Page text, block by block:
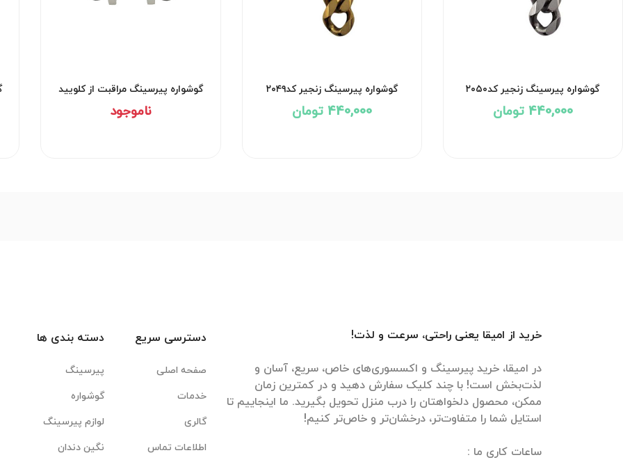
گوشواره پیرسینگ زنجیر کد۲۰۵۰
440,000 تومان
گوشواره پیرسینگ زنجیر کد۲۰۴۹
440,000 تومان
گوشواره پیرسینگ مراقبت از کلویید
کد۲۹۵۲
ناموجود
خرید از امیقا یعنی راحتی، سرعت و لذت!
در امیقا، خرید پیرسینگ و اکسسوری‌های خاص، سریع، آسان و
لذت‌بخش است! با چند کلیک سفارش دهید و در کمترین زمان
ممکن، محصول دلخواهتان را درب منزل تحویل بگیرید. ما اینجاییم تا
دسترسی سریع
صفحه اصلی
خدمات
گالری
اطلاعات تماس
دسته بندی ها
پیرسینگ
گوشواره
لوازم پیرسینگ
نگین دندان